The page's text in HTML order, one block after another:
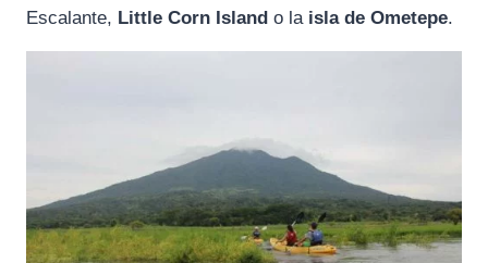
Escalante, Little Corn Island o la isla de Ometepe.